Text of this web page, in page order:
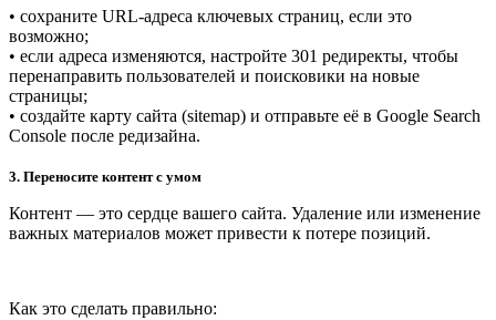
• сохраните URL-адреса ключевых страниц, если это
возможно;
• если адреса изменяются, настройте 301 редиректы, чтобы
перенаправить пользователей и поисковики на новые
страницы;
• создайте карту сайта (sitemap) и отправьте её в Google Search
Console после редизайна.
3. Переносите контент с умом
Контент — это сердце вашего сайта. Удаление или изменение
важных материалов может привести к потере позиций.
Как это сделать правильно: